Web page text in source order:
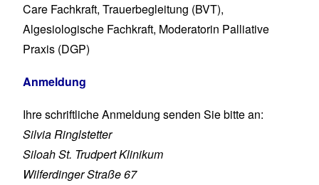
Care Fachkraft, Trauerbegleitung (BVT),
Algesiologische Fachkraft, Moderatorin Palliative
Praxis (DGP)
Anmeldung
Ihre schriftliche Anmeldung senden Sie bitte an:
Silvia Ringlstetter
Siloah St. Trudpert Klinikum
Wilferdinger Straße 67